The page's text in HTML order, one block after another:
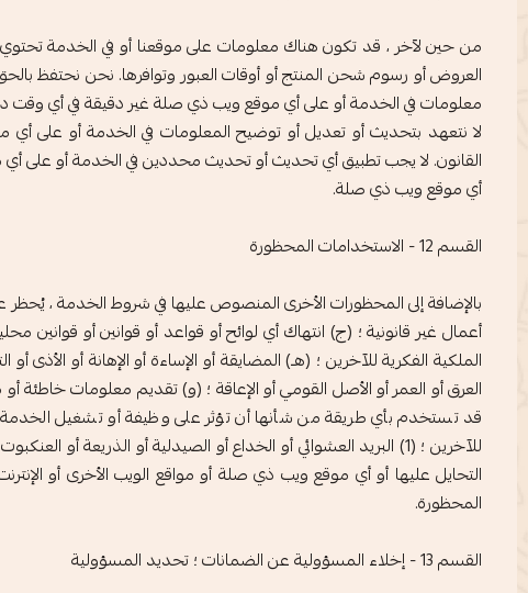
من حين لآخر ، قد تكون هناك معلومات على موقعنا أو في الخدمة
العروض أو رسوم شحن المنتج أو أوقات العبور وتوافرها. نحن نحتفظ
معلومات في الخدمة أو على أي موقع ويب ذي صلة غير دقيقة في أي وقت
لا نتعهد بتحديث أو تعديل أو توضيح المعلومات في الخدمة أو على أي
القانون. لا يجب تطبيق أي تحديث أو تحديث محددين في الخدمة أو على
أي موقع ويب ذي صلة.
القسم 12 - الاستخدامات المحظورة
بالإضافة إلى المحظورات الأخرى المنصوص عليها في شروط الخدمة ، يُحظر
أعمال غير قانونية ؛ (ج) انتهاك أي لوائح أو قواعد أو قوانين أو قوانين
الملكية الفكرية للآخرين ؛ (هـ) المضايقة أو الإساءة أو الإهانة أو الأذى
العرق أو العمر أو الأصل القومي أو الإعاقة ؛ (و) تقديم معلومات خاطئة
قد تستخدم بأي طريقة من شأنها أن تؤثر على وظيفة أو تشغيل
للآخرين ؛ (1) البريد العشوائي أو الخداع أو الصيدلية أو
التحايل عليها أو أي موقع ويب ذي صلة أو مواقع الويب الأخرى أو
المحظورة.
القسم 13 - إخلاء المسؤولية عن الضمانات ؛ تحديد المسؤولية